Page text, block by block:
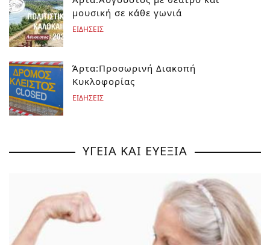
μουσική σε κάθε γωνιά
ΕΙΔΗΣΕΙΣ
Άρτα:Προσωρινή Διακοπή
Κυκλοφορίας
ΕΙΔΗΣΕΙΣ
ΥΓΕΙΑ ΚΑΙ ΕΥΕΞΙΑ